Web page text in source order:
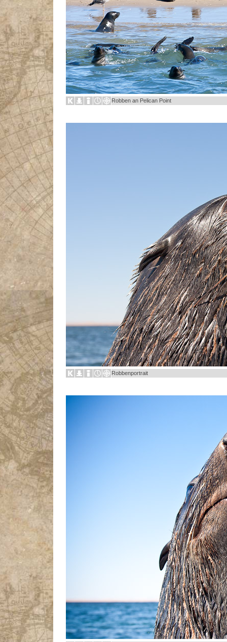
Robben an Pelican Point
Robbenportrait